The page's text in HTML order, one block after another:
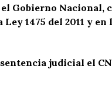
Gobierno Nacional,
1475 del 2011 y en
judicial el